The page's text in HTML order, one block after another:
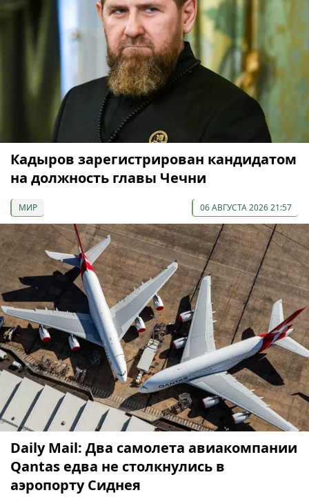
Кадыров зарегистрирован кандидатом
на должность главы Чечни
МИР 06 АВГУСТА 2026 21:57
Daily Mail: Два самолета авиакомпании
Qantas едва не столкнулись в
аэропорту Сиднея